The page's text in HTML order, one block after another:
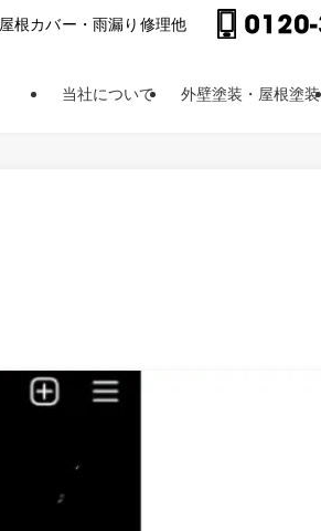
根カバー・⾬漏り修理他
当社について 外壁塗装・屋根塗装